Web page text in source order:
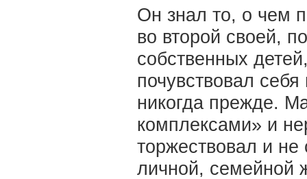
Он знал то, о чем
во второй своей,
собственных
почувствовал
никогда прежде.
комплексами» и
торжествовал и не
личной, семейной